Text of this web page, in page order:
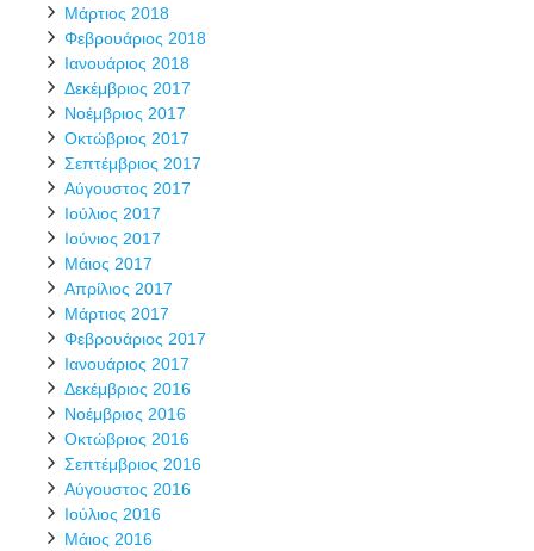
Μάρτιος 2018
Φεβρουάριος 2018
Ιανουάριος 2018
Δεκέμβριος 2017
Νοέμβριος 2017
Οκτώβριος 2017
Σεπτέμβριος 2017
Αύγουστος 2017
Ιούλιος 2017
Ιούνιος 2017
Μάιος 2017
Απρίλιος 2017
Μάρτιος 2017
Φεβρουάριος 2017
Ιανουάριος 2017
Δεκέμβριος 2016
Νοέμβριος 2016
Οκτώβριος 2016
Σεπτέμβριος 2016
Αύγουστος 2016
Ιούλιος 2016
Μάιος 2016